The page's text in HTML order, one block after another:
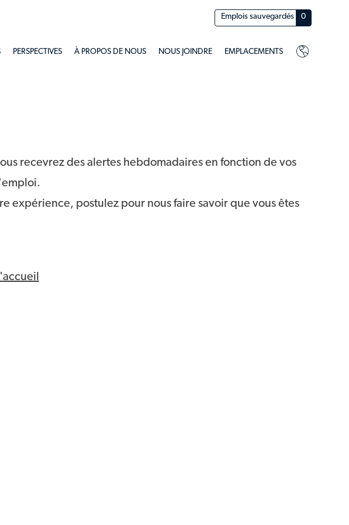
Emplois sauvegardés
0
PERSPECTIVES À PROPOS DE NOUS NOUS JOINDRE EMPLACEMENTS
recevrez des alertes hebdomadaires en fonction de vos
expérience, postulez pour nous faire savoir que vous êtes